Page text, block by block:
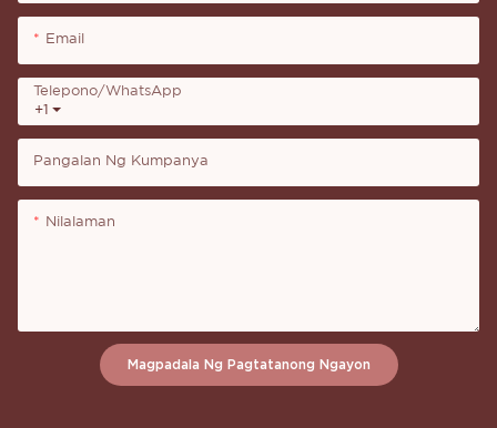
Email
+1
Telepono/whatsApp
Pangalan Ng Kumpanya
Nilalaman
Magpadala Ng Pagtatanong Ngayon